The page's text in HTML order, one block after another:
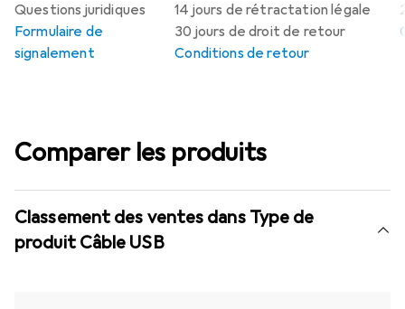
14 jours de rétractation légale
30 jours de droit de retour
Conditions de retour
Questions juridiques
Formulaire de
signalement
Comparer les produits
Classement des ventes dans Type de
produit Câble USB